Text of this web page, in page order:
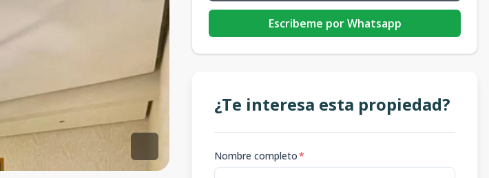
Escribeme por Whatsapp
¿Te interesa esta propiedad?
Nombre completo*